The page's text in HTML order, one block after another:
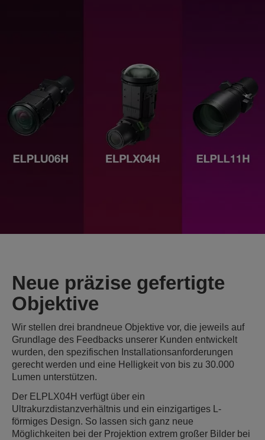
Neue präzise gefertigte
Objektive
Wir stellen drei brandneue Objektive vor, die jeweils auf
Grundlage des Feedbacks unserer Kunden entwickelt
wurden, den spezifischen Installationsanforderungen
gerecht werden und eine Helligkeit von bis zu 30.000
Lumen unterstützen.
Der ELPLX04H verfügt über ein
Ultrakurzdistanzverhältnis und ein einzigartiges L-
förmiges Design. So lassen sich ganz neue
Möglichkeiten bei der Projektion extrem großer Bilder bei